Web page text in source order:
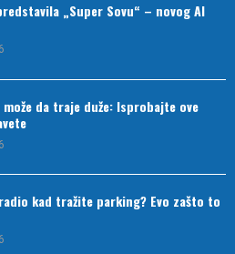
„Super Sovu“ – novog AI
može da traje duže: Isprobajte ove
kad tražite parking? Evo zašto to